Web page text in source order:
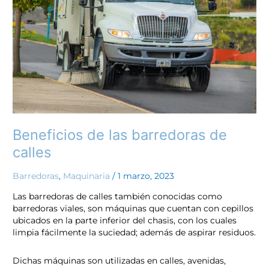
Beneficios de las barredoras de
calles
Barredoras, Maquinaria /1 marzo, 2023
Las barredoras de calles también conocidas como
barredoras viales, son máquinas que cuentan con cepillos
ubicados en la parte inferior del chasis, con los cuales
limpia fácilmente la suciedad; además de aspirar residuos.
Dichas máquinas son utilizadas en calles, avenidas,
de
calles